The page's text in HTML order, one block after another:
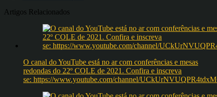
Artigos Relacionados
O canal do YouTube está no ar com conferências e mesas
redondas do 22º COLE de 2021. Confira e inscreva
se: https://www.youtube.com/channel/